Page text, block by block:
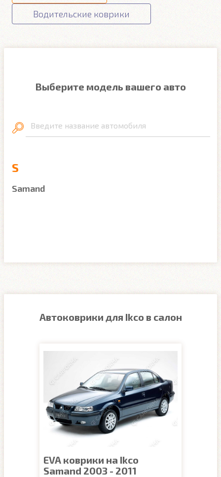
Водительские коврики
Выберите модель вашего авто
Введите название автомобиля
S
Samand
Автоковрики для Ikco в салон
EVA коврики на Ikco
Samand 2003 - 2011